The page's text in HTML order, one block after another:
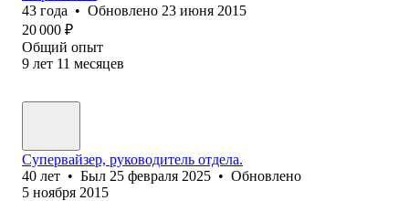
43 года • Обновлено 23 июня 2015
20 000 ₽
Общий опыт
9 лет 11 месяцев
Супервайзер, руководитель отдела.
40 лет • Был 25 февраля 2025 • Обновлено
5 ноября 2015